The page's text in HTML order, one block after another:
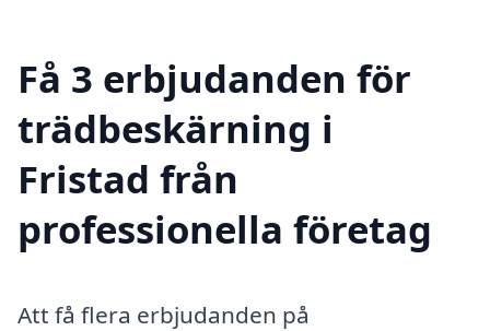
Få 3 erbjudanden för
trädbeskärning i
Fristad från
professionella företag
Att få flera erbjudanden på